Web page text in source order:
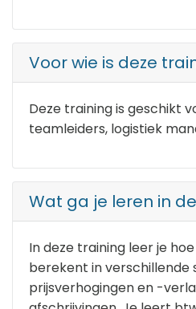
Voor wie is deze
Deze training is geschikt
teamleiders, logistiek
Wat ga je leren in
In deze training leer je
berekent in verschillende
prijsverhogingen en -